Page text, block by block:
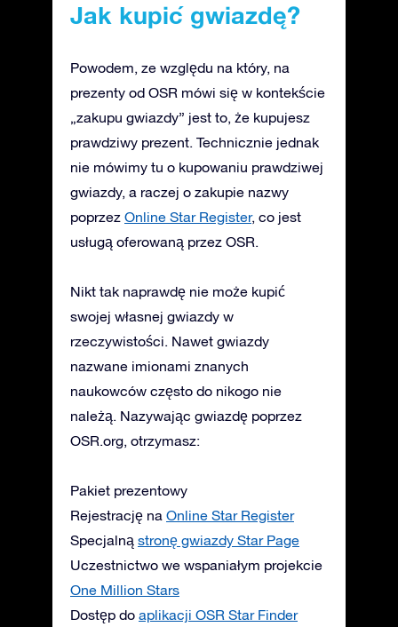
Jak kupić gwiazdę?
Powodem, ze względu na który, na
prezenty od OSR mówi się w kontekście
„zakupu gwiazdy” jest to, że kupujesz
prawdziwy prezent. Technicznie jednak
nie mówimy tu o kupowaniu prawdziwej
gwiazdy, a raczej o zakupie nazwy
poprzez Online Star Register, co jest
usługą oferowaną przez OSR.
Nikt tak naprawdę nie może kupić
swojej własnej gwiazdy w
rzeczywistości. Nawet gwiazdy
nazwane imionami znanych
naukowców często do nikogo nie
należą. Nazywając gwiazdę poprzez
OSR.org, otrzymasz:
Pakiet prezentowy
Rejestrację na Online Star Register
Specjalną stronę gwiazdy Star Page
Uczestnictwo we wspaniałym projekcie
One Million Stars
Dostęp do aplikacji OSR Star Finder